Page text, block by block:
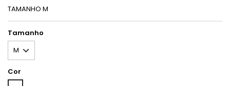
TAMANHO M
Tamanho
Cor